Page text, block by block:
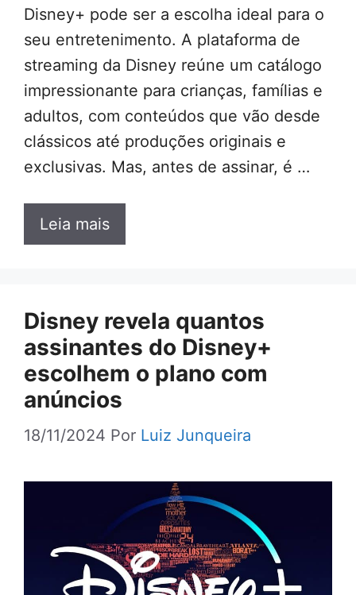
Disney+ pode ser a escolha ideal para o
seu entretenimento. A plataforma de
streaming da Disney reúne um catálogo
impressionante para crianças, famílias e
adultos, com conteúdos que vão desde
clássicos até produções originais e
exclusivas. Mas, antes de assinar, é …
Leia mais
Disney revela quantos
assinantes do Disney+
escolhem o plano com
anúncios
18/11/2024 Por Luiz Junqueira